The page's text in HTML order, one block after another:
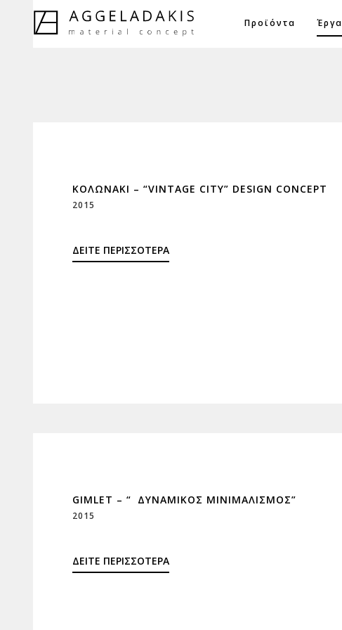
Προϊόντα Έργα
ΚΟΛΩΝΆΚΙ – “VINTAGE CITY” DESIGN CONCEPT
2015
ΔΕΙΤΕ ΠΕΡΙΣΣΟΤΕΡΑ
GIMLET – “ ΔΥΝΑΜΙΚΌΣ ΜΙΝΙΜΑΛΙΣΜΌΣ”
2015
ΔΕΙΤΕ ΠΕΡΙΣΣΟΤΕΡΑ